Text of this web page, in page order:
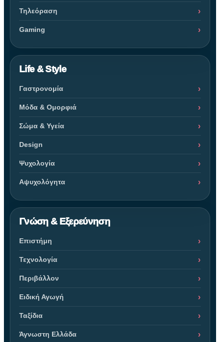
Τηλεόραση
Gaming
Life & Style
Γαστρονομία
Μόδα & Ομορφιά
Σώμα & Υγεία
Design
Ψυχολογία
Αψυχολόγητα
Γνώση & Εξερεύνηση
Επιστήμη
Τεχνολογία
Περιβάλλον
Ειδική Αγωγή
Ταξίδια
Άγνωστη Ελλάδα